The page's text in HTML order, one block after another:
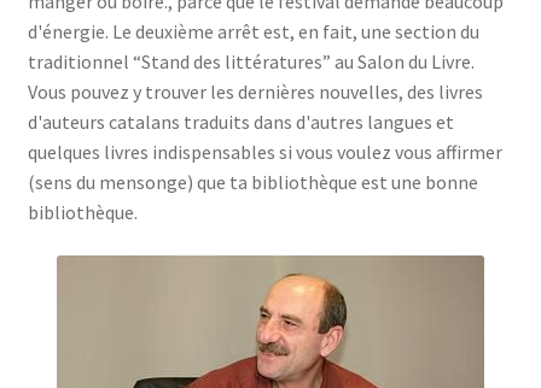
d'énergie. Le deuxième arrêt est, en fait, une section du
traditionnel “Stand des littératures” au Salon du Livre.
Vous pouvez y trouver les dernières nouvelles, des livres
d'auteurs catalans traduits dans d'autres langues et
quelques livres indispensables si vous voulez vous affirmer
(sens du mensonge) que ta bibliothèque est une bonne
bibliothèque.